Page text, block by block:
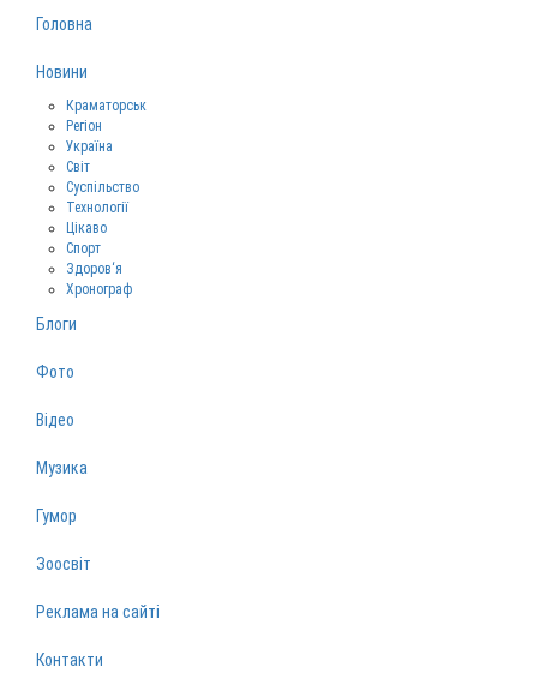
Головна
Новини
Краматорськ
Регіон
Україна
Світ
Суспільство
Технології
Цікаво
Спорт
Здоров‘я
Хронограф
Блоги
Фото
Відео
Музика
Гумор
Зоосвіт
Реклама на сайті
Контакти